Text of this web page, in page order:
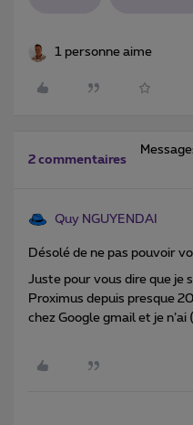
1 personne aime
2 commentaires
Quy NGUYENDAI
Désolé de ne pas pouvoir
Juste pour vous dire que je
Proximus depuis presque
chez Google gmail et je n’ai